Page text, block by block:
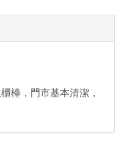
檯，門市基本清潔，